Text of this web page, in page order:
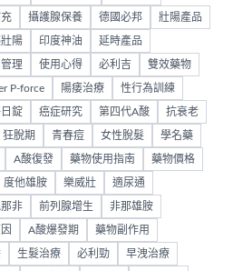
攝護腺保養 德國必邦 壯陽產品
陽 印度神油 延時產品
理 使用心得 必利吉 雙效藥物
P-force 陽痿治療 性行為訓練
錠 癌症研究 第四代A酸 抗衰老
狂脫期 青春痘 女性脫髮 學名藥
A酸復發 藥物使用指南 藥物價格
度他雄胺 樂威壯 適尿通
非 前列腺增生 非那雄胺
A酸爆發期 藥物副作用
生髮治療 必利勁 早洩治療